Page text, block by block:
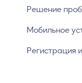
Решение
Мобильное
Регистрация